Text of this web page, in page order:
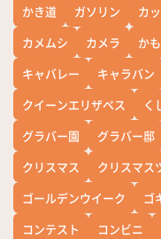
かき道
ガソリン カ
カメムシ
カメラ か
キャバレー
キャラバン
クイーンエリザベス
く
グラバー園
グラバー邸
クリスマス
クリスマス
ゴールデンウイーク
ゴ
コンテスト
コンビニ